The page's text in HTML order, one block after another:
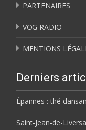
PARTENAIRES
VOG RADIO
MENTIONS
Derniers
Épannes : thé
Saint-Jean-de-